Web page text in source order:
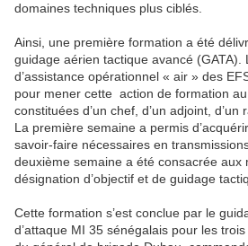
domaines techniques plus ciblés.
Ainsi, une première formation a été
guidage aérien tactique avancé (GATA).
d’assistance opérationnel « air » des
pour mener cette action de formation
constituées d’un chef, d’un adjoint, d’un
La première semaine a permis
savoir-faire nécessaires en
deuxième semaine a été consacrée aux
désignation d’objectif et de guidage
Cette formation s’est conclue par le
d’attaque MI 35 sénégalais pour les